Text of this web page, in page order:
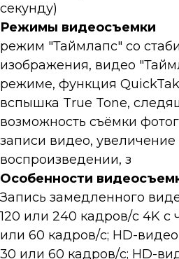
секунду)
Режимы видеосъемки
режим "Таймлапс" со
изображения, видео
режиме, функция
вспышка True Tone,
возможность съёмки
записи видео, увеличение
воспроизведении, з
Особенности
Запись замедленного
120 или 240 кадров/с 4K с
или 60 кадров/с; HD-видео
30 или 60 кадров/с; HD-